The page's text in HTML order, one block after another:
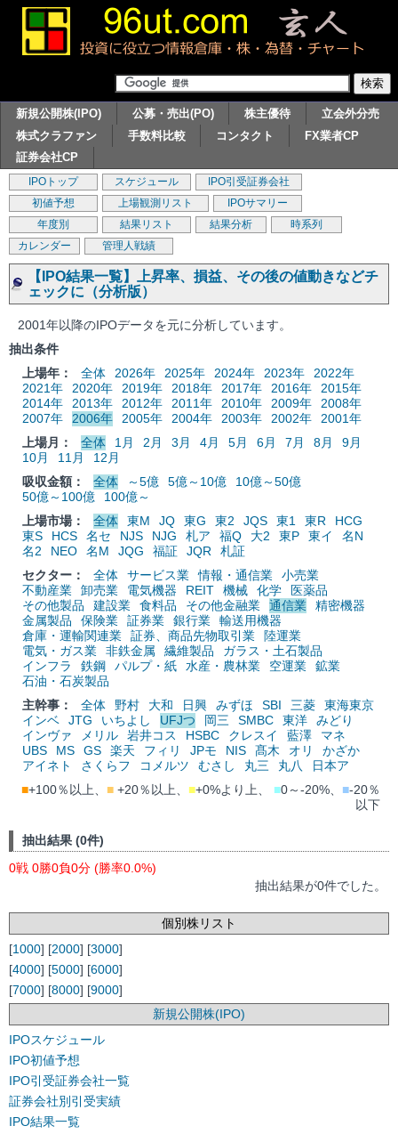
新規公開株(IPO) 公募・売出(PO) 株主優待
立会外分売
株式クラファン
手数料比較 コンタクト
FX業者CP
証券会社CP
IPOトップ スケジュール
IPO引受証券会社
初値予想
上場観測リスト
IPOサマリー
年度別
結果リスト 結果分析
時系列
カレンダー
管理人戦績
【IPO結果一覧】上昇率、損益、その後の値動きなどチ
ェックに（分析版）
2001年以降のIPOデータを元に分析しています。
抽出条件
上場年：
全体 2026年 2025年 2024年 2023年
2022年
2021年
2020年 2019年 2018年 2017年 2016年
2015年
2014年
2013年 2012年 2011年 2010年 2009年
2008年
2007年
2006年 2005年 2004年 2003年 2002年
2001年
上場月：
全体 1月 2月 3月 4月 5月 6月 7月 8月
9月
10月
11月
12月
吸収金額：
全体 ～5億 5億～10億
10億～50億
50億～100億
100億～
上場市場：
全体 東M JQ 東G 東2 JQS 東1 東R
HCG
東S
HCS 名セ NJS NJG 札ア 福Q 大2 東P 東イ
名N
名2
NEO 名M JQG 福証 JQR
札証
セクター：
全体 サービス業 情報・通信業
小売業
不動産業
卸売業 電気機器 REIT 機械 化学
医薬品
その他製品
建設業 食料品 その他金融業 通信業
精密機器
金属製品
保険業 証券業 銀行業
輸送用機器
倉庫・運輸関連業
証券、商品先物取引業
陸運業
電気・ガス業
非鉄金属 繊維製品
ガラス・土石製品
インフラ
鉄鋼 パルプ・紙 水産・農林業 空運業
鉱業
石油・石炭製品
主幹事：
全体 野村 大和 日興 みずほ SBI 三菱
東海東京
インベ
JTG いちよし UFJつ 岡三 SMBC 東洋
みどり
インヴァ
メリル 岩井コス HSBC クレスイ 藍澤
マネ
UBS
MS GS 楽天 フィリ JPモ NIS 髙木 オリ
かざか
アイネト
さくらフ コメルツ むさし 丸三 丸八
日本ア
■+100％以上、 ■ +20％以上、 ■+0%より上、 ■0～-20%、 ■-20％
以下
抽出結果 (0件)
0戦 0勝0負0分 (勝率0.0%)
抽出結果が0件でした。
個別株リスト
[1000] [2000] [3000]
[4000] [5000] [6000]
[7000] [8000] [9000]
新規公開株(IPO)
IPOスケジュール
IPO初値予想
IPO引受証券会社一覧
証券会社別引受実績
IPO結果一覧